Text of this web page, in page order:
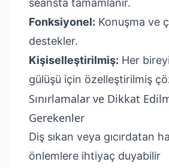
seansta tamamlanır.
Fonksiyonel: Konuşma ve
destekler.
Kişiselleştirilmiş: Her
gülüşü için özelleştirilmiş
Sınırlamalar ve Dikkat
Gerekenler
Diş sıkan veya gıcırdatan
önlemlere ihtiyaç duyabilir